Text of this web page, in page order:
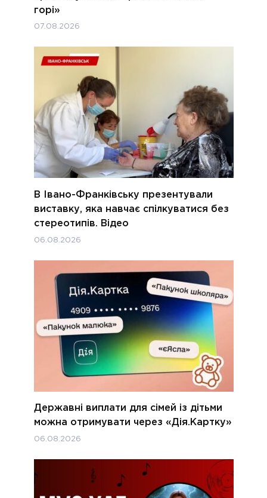
горі»
07.08.2026
В Івано-Франківську презентували
виставку, яка навчає спілкуватися без
стереотипів. Відео
06.08.2026
Державні виплати для сімей із дітьми
можна отримувати через «Дія.Картку»
06.08.2026